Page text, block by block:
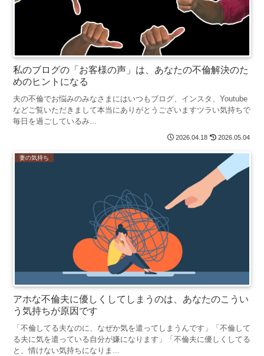
私のブログの「お客様の声」は、あなたの不倫解決のた
めのヒントになる
夫の不倫でお悩みのみなさまにはいつもブログ、インスタ、Youtube
などご覧いただきまして本当にありがとうございますツラい気持ちで
毎日を過ごしているみ...
2026.04.18 2026.05.04
妻の気持ち
アホな不倫夫に優しくしてしまうのは、あなたのこうい
う気持ちが原因です
「不倫してる夫なのに、なぜか気を遣ってしまうんです」「不倫して
る夫に気を遣っている自分が嫌になります」「不倫夫に優しくしてる
と、情けない気持ちになりま...